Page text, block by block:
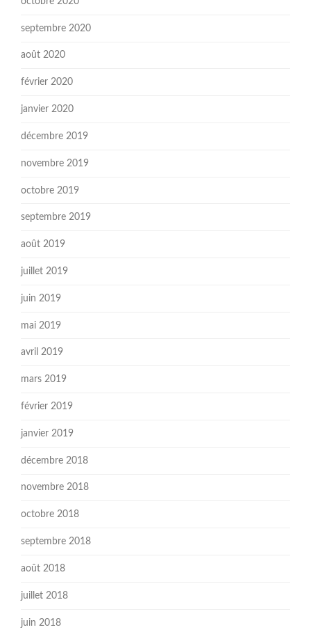
septembre 2020
août 2020
février 2020
janvier 2020
décembre 2019
novembre 2019
octobre 2019
septembre 2019
août 2019
juillet 2019
juin 2019
mai 2019
avril 2019
mars 2019
février 2019
janvier 2019
décembre 2018
novembre 2018
octobre 2018
septembre 2018
août 2018
juillet 2018
juin 2018